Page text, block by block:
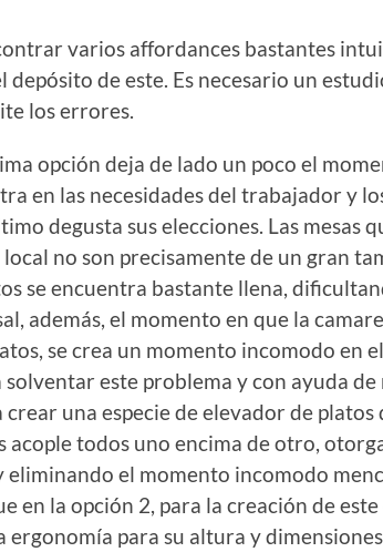
varios affordances bastantes
depósito de este. Es necesario un
los errores.
opción deja de lado un poco el
en las necesidades del trabajador y
degusta sus elecciones. Las mesas
no son precisamente de un gran
se encuentra bastante llena,
además, el momento en que la
se crea un momento incomodo en
este problema y con ayuda
una especie de elevador de platos
acople todos uno encima de otro,
eliminando el momento incomodo
2, para la creación de este
ergonomía para su altura y